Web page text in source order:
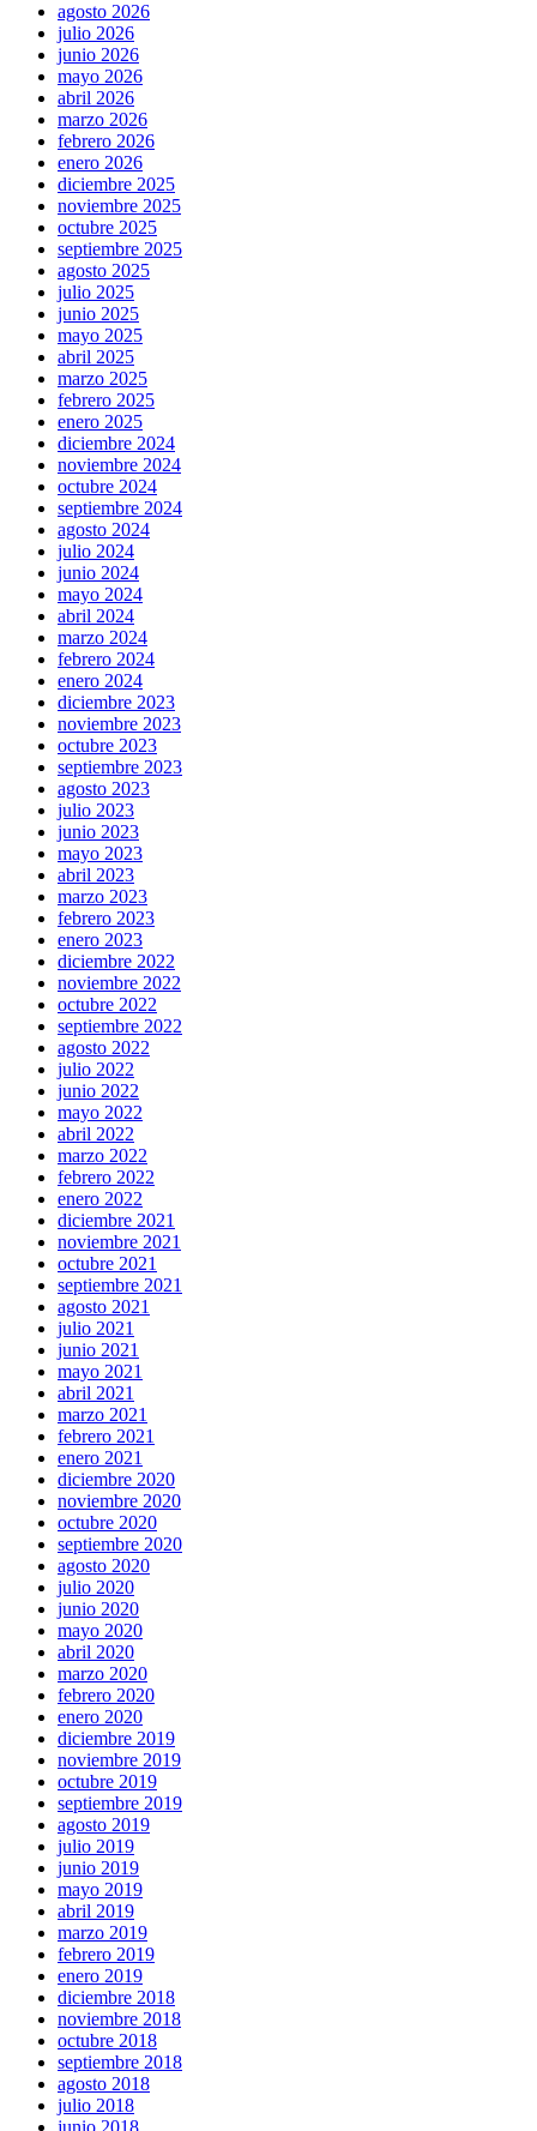
agosto 2026
julio 2026
junio 2026
mayo 2026
abril 2026
marzo 2026
febrero 2026
enero 2026
diciembre 2025
noviembre 2025
octubre 2025
septiembre 2025
agosto 2025
julio 2025
junio 2025
mayo 2025
abril 2025
marzo 2025
febrero 2025
enero 2025
diciembre 2024
noviembre 2024
octubre 2024
septiembre 2024
agosto 2024
julio 2024
junio 2024
mayo 2024
abril 2024
marzo 2024
febrero 2024
enero 2024
diciembre 2023
noviembre 2023
octubre 2023
septiembre 2023
agosto 2023
julio 2023
junio 2023
mayo 2023
abril 2023
marzo 2023
febrero 2023
enero 2023
diciembre 2022
noviembre 2022
octubre 2022
septiembre 2022
agosto 2022
julio 2022
junio 2022
mayo 2022
abril 2022
marzo 2022
febrero 2022
enero 2022
diciembre 2021
noviembre 2021
octubre 2021
septiembre 2021
agosto 2021
julio 2021
junio 2021
mayo 2021
abril 2021
marzo 2021
febrero 2021
enero 2021
diciembre 2020
noviembre 2020
octubre 2020
septiembre 2020
agosto 2020
julio 2020
junio 2020
mayo 2020
abril 2020
marzo 2020
febrero 2020
enero 2020
diciembre 2019
noviembre 2019
octubre 2019
septiembre 2019
agosto 2019
julio 2019
junio 2019
mayo 2019
abril 2019
marzo 2019
febrero 2019
enero 2019
diciembre 2018
noviembre 2018
octubre 2018
septiembre 2018
agosto 2018
julio 2018